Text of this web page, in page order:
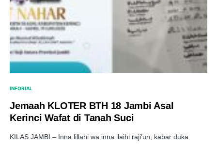
INFORIAL
Jemaah KLOTER BTH 18 Jambi Asal
Kerinci Wafat di Tanah Suci
KILAS JAMBI – Inna lillahi wa inna ilaihi raji’un, kabar duka